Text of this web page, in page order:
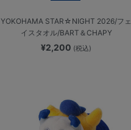
YOKOHAMA STAR☆NIGHT 2026/フェ
イスタオル/BART＆CHAPY
¥2,200 (税込)